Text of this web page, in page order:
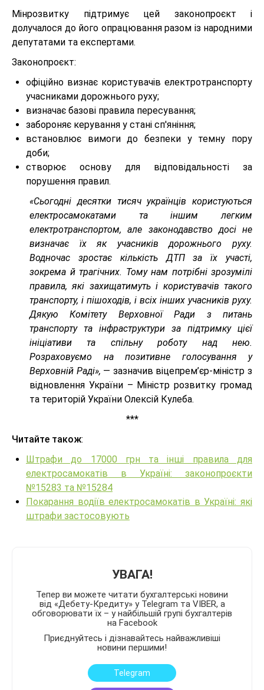
Мінрозвитку підтримує цей законопроєкт і
долучалося до його опрацювання разом із народними
депутатами та експертами.
Законопроєкт:
офіційно визнає користувачів електротранспорту
учасниками дорожнього руху;
визначає базові правила пересування;
забороняє керування у стані сп'яніння;
встановлює вимоги до безпеки у темну пору
доби;
створює основу для відповідальності за
порушення правил.
«Сьогодні десятки тисяч українців користуються
електросамокатами та іншим легким
електротранспортом, але законодавство досі не
визначає їх як учасників дорожнього руху.
Водночас зростає кількість ДТП за їх участі,
зокрема й трагічних. Тому нам потрібні зрозумілі
правила, які захищатимуть і користувачів такого
транспорту, і пішоходів, і всіх інших учасників руху.
Дякую Комітету Верховної Ради з питань
транспорту та інфраструктури за підтримку цієї
ініціативи та спільну роботу над нею.
Розраховуємо на позитивне голосування у
Верховній Раді», — зазначив віцепрем’єр-міністр з
відновлення України – Міністр розвитку громад
та територій України Олексій Кулеба.
***
Читайте також:
Штрафи до 17000 грн та інші правила для
електросамокатів в Україні: законопроєкти
№15283 та №15284
Покарання водіїв електросамокатів в Україні: які
штрафи застосовують
УВАГА!
Тепер ви можете читати бухгалтерські новини
від «Дебету-Кредиту» у Telegram та VIBER, а
обговорювати їх – у найбільшій групі бухгалтерів
на Facebook
Приєднуйтесь і дізнавайтесь найважливіші
новини першими!
Telegram